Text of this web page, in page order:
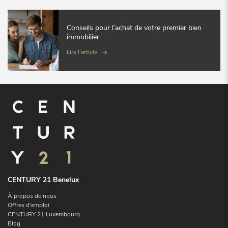
Conseils pour l’achat de votre premier bien
immobilier
Lire l'article
CENTURY 21 Benelux
À propos de nous
Offres d'emploi
CENTURY 21 Luxembourg
Blog